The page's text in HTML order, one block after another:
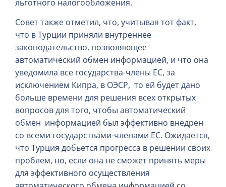
льготного налогообложения.
Совет также отметил, что, учитывая тот факт,
что в Турции приняли внутреннее
законодательство, позволяющее
автоматический обмен информацией, и что она
уведомила все государства-члены ЕС, за
исключением Кипра, в ОЭСР, то ей будет дано
больше времени для решения всех открытых
вопросов для того, чтобы автоматический
обмен информацией был эффективно внедрен
со всеми государствами-членами ЕС. Ожидается,
что Турция добьется прогресса в решении своих
проблем, но, если она не сможет принять меры
для эффективного осуществления